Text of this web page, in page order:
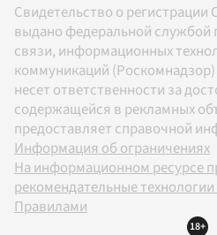
Свидетельство о
выдано федеральной службой
связи, информационных
коммуникаций (Роскомнадзор)
несет ответственности за
содержащейся в рекламных
предоставляет справочной
Информация об ограничениях
На информационном ресурсе
рекомендательные
Правилами
18+